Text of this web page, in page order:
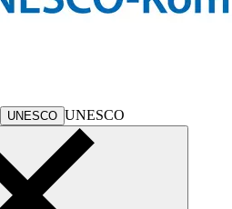
UNESCO UNESCO